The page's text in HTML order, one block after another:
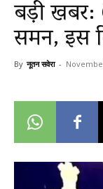
नूतनबड़ी
समन, इस
By नूतन सवेरा -